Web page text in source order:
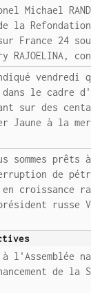
Michael
la
France 24
RAJOELINA,
vendredi
le cadre
sur des
Jaune à la
sommes prêts
de
en croissance
russe
l'Assemblée
de la